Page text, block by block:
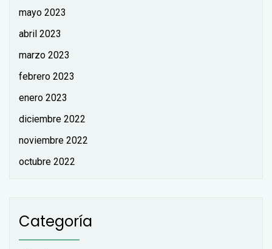
mayo 2023
abril 2023
marzo 2023
febrero 2023
enero 2023
diciembre 2022
noviembre 2022
octubre 2022
Categoría